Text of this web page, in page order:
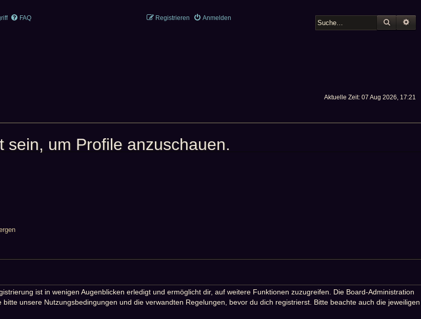
FAQ Anmelden
Registrieren
SUCHE
Aktuelle Zeit: 07 Aug 2026, 17:21
um Profile anzuschauen.
ist in wenigen Augenblicken erledigt und ermöglicht dir, auf weitere Funktionen zuzugreifen. Die Board-Administration
unsere Nutzungsbedingungen und die verwandten Regelungen, bevor du dich registrierst. Bitte beachte auch die jeweiligen